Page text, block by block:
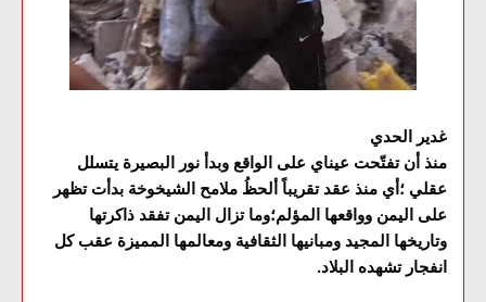
غدير الحدي
منذ أن تفتّحت عيناي على الواقع وبدأ نور البصيرة يتسلل
عقلي ؛أي منذ عقد تقريباً ألحظُ ملامح الشيخوخة بدأت تظهر
على اليمن وواقعها المؤلم؛وما تزال اليمن تفقد ذاكرتها
وتاريخها المجيد ومبانيها الثقافية ومعالمها المميزة عقب كل
انفجار تشهده البلاد.